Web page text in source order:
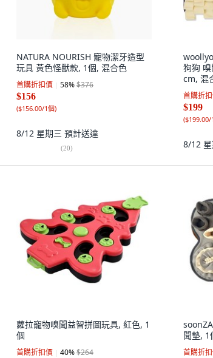
NATURA NOURISH 寵物潔牙造型
玩具 黃色怪獸款, 1個, 混合色
首購折扣價 58%$376
$156
($156.00/1個)
8/12 星期三 預計送達
(20)
狗狗
cm, 混
首購折
$199
($199.00/
8/12
蘿拉寵物嗅聞益智拼圖玩具, 紅色, 1
個
首購折扣價 40%$264
聞墊, 1
首購折